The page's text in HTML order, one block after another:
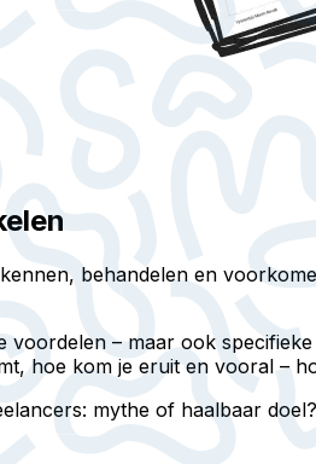
behandelen en
voordelen – maar ook
hoe kom je eruit en vooral –
mythe of haalbaar doel?